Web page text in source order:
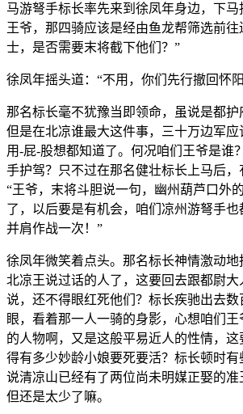
马游弩手标长率先来到徐凤年身边，下马
王爷，那四骑应该是经由鱼龙帮筛选前往
士，是否需要末将截下他们？”
徐凤年摇头道：“不用，你们先行撤回怀
那名标长毫不犹豫当即领命，虽说是都护
但是在北凉谁最大这件事，三十万边军应
用-屁-股想都知道了。何况咱们王爷是谁
手护驾？只不过在那名健壮标长上马后，
“王爷，末将斗胆说一句，幽州葫芦口外
了，以后要是有机会，咱们凉州游弩手
并肩作战一次！”
徐凤年微笑着点头。那名标长神情激动
北凉王说过话的人了，这要回去跟都尉
说，还不得眼红死他们？标长疾驰出去
眼，看着那一人一骑的身影，心想咱们
的人物啊，又是这般平易近人的性情，
得有多少妙龄小娘要死要活？标长顿时
说清凉山已经有了两位尚未明媒正娶的准
但还是太少了嘛。